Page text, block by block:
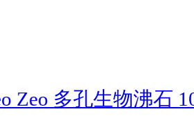
Zeo 多孔生物沸石